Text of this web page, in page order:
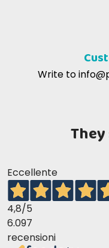
Write to
Eccellente
4,8/5
6.097
recensioni